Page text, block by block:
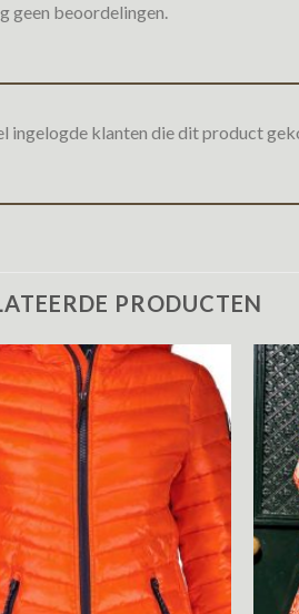
geen beoordelingen.
ingelogde klanten die dit product
PRODUCTEN